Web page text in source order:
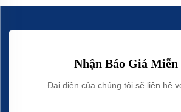
Nhận Báo Giá Miễn
Đại diện của chúng tôi sẽ liên hệ